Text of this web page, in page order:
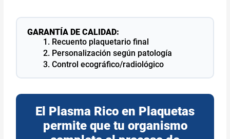
GARANTÍA DE CALIDAD:
Recuento plaquetario final
Personalización según patología
Control ecográfico/radiológico
El Plasma Rico en Plaquetas
permite que tu organismo